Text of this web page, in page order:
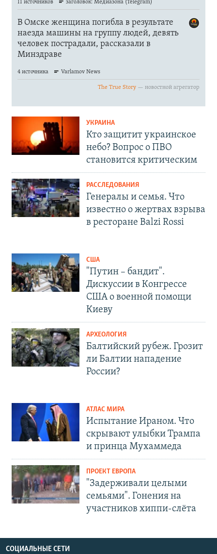
УКРАИНА
Кто защитит украинское
небо? Вопрос о ПВО
становится критическим
РАССЛЕДОВАНИЯ
Генералы и семья. Что
известно о жертвах взрыва
в ресторане Balzi Rossi
США
"Путин – бандит".
Дискуссии в Конгрессе
США о военной помощи
Киеву
АРХЕОЛОГИЯ
Балтийский рубеж. Грозит
ли Балтии нападение
России?
АТЛАС МИРА
Испытание Ираном. Что
скрывают улыбки Трампа
и принца Мухаммеда
ПРОЕКТ ЕВРОПА
"Задерживали целыми
семьями". Гонения на
участников хиппи-слёта
СОЦИАЛЬНЫЕ СЕТИ